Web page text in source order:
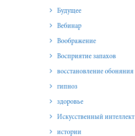
Будущее
Вебинар
Воображение
Восприятие запахов
восстановление обоняния
гипноз
здоровье
Искусственный интеллект
истории